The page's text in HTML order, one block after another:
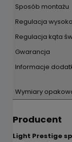
Sposób montażu
Regulacja
Regulacja kąta
Gwarancja
Informacje
Wymiary
Producent
Light Prestige